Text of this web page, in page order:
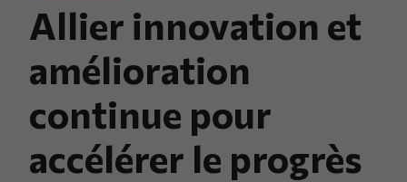
Allier innovation et
amélioration
continue pour
accélérer le progrès